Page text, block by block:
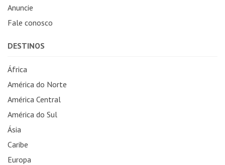
Anuncie
Fale conosco
DESTINOS
África
América do Norte
América Central
América do Sul
Ásia
Caribe
Europa